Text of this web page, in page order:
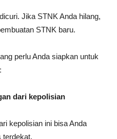
Jika STNK Anda hilang,
STNK baru.
perlu Anda siapkan untuk
dari kepolisian
kepolisian ini bisa Anda
terdekat.